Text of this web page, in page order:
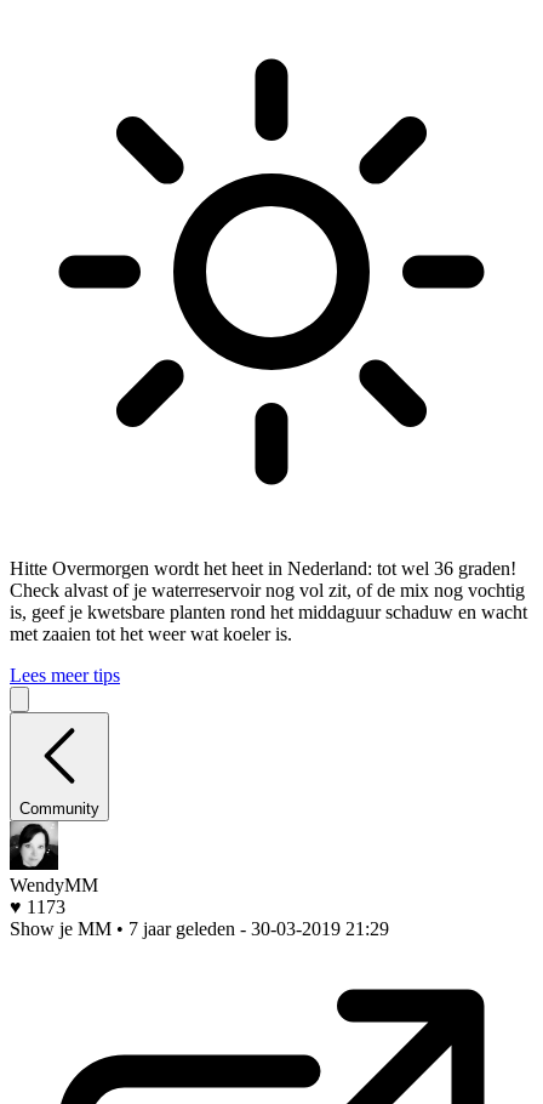
Hitte Overmorgen wordt het heet in Nederland: tot wel 36 graden!
Check alvast of je waterreservoir nog vol zit, of de mix nog vochtig
is, geef je kwetsbare planten rond het middaguur schaduw en wacht
met zaaien tot het weer wat koeler is.
Lees meer tips
Community
WendyMM
♥ 1173
Show je MM • 7 jaar geleden - 30-03-2019 21:29